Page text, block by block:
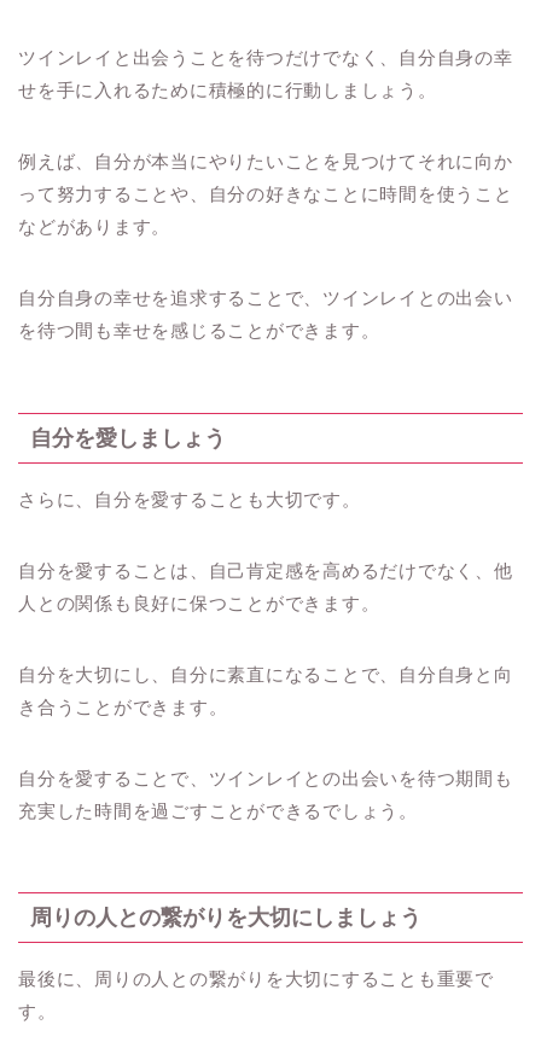
ツインレイと出会うことを待つだけでなく、自分自身の幸
せを手に入れるために積極的に行動しましょう。
例えば、自分が本当にやりたいことを見つけてそれに向か
って努力することや、自分の好きなことに時間を使うこと
などがあります。
自分自身の幸せを追求することで、ツインレイとの出会い
を待つ間も幸せを感じることができます。
自分を愛しましょう
さらに、自分を愛することも大切です。
自分を愛することは、自己肯定感を高めるだけでなく、他
人との関係も良好に保つことができます。
自分を大切にし、自分に素直になることで、自分自身と向
き合うことができます。
自分を愛することで、ツインレイとの出会いを待つ期間も
充実した時間を過ごすことができるでしょう。
周りの人との繋がりを大切にしましょう
最後に、周りの人との繋がりを大切にすることも重要で
す。